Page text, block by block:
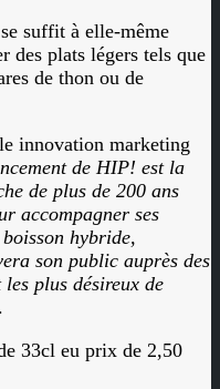
suffit à elle-même
des plats légers tels que
de thon ou de
innovation marketing
de HIP! est la
de plus de 200 ans
accompagner ses
hybride,
son public auprès des
plus désireux de
.
33cl eu prix de 2,50